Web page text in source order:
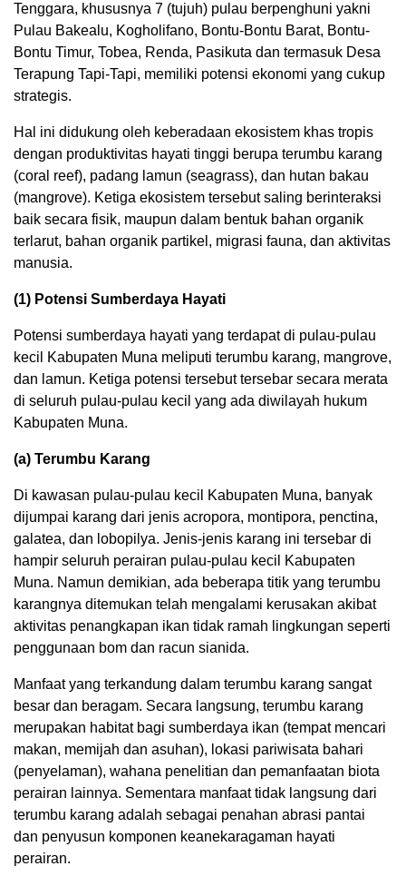
Tenggara, khususnya 7 (tujuh) pulau berpenghuni yakni
Pulau Bakealu, Kogholifano, Bontu-Bontu Barat, Bontu-
Bontu Timur, Tobea, Renda, Pasikuta dan termasuk Desa
Terapung Tapi-Tapi, memiliki potensi ekonomi yang cukup
strategis.
Hal ini didukung oleh keberadaan ekosistem khas tropis
dengan produktivitas hayati tinggi berupa terumbu karang
(coral reef), padang lamun (seagrass), dan hutan bakau
(mangrove). Ketiga ekosistem tersebut saling berinteraksi
baik secara fisik, maupun dalam bentuk bahan organik
terlarut, bahan organik partikel, migrasi fauna, dan aktivitas
manusia.
(1) Potensi Sumberdaya Hayati
Potensi sumberdaya hayati yang terdapat di pulau-pulau
kecil Kabupaten Muna meliputi terumbu karang, mangrove,
dan lamun. Ketiga potensi tersebut tersebar secara merata
di seluruh pulau-pulau kecil yang ada diwilayah hukum
Kabupaten Muna.
(a) Terumbu Karang
Di kawasan pulau-pulau kecil Kabupaten Muna, banyak
dijumpai karang dari jenis acropora, montipora, penctina,
galatea, dan lobopilya. Jenis-jenis karang ini tersebar di
hampir seluruh perairan pulau-pulau kecil Kabupaten
Muna. Namun demikian, ada beberapa titik yang terumbu
karangnya ditemukan telah mengalami kerusakan akibat
aktivitas penangkapan ikan tidak ramah lingkungan seperti
penggunaan bom dan racun sianida.
Manfaat yang terkandung dalam terumbu karang sangat
besar dan beragam. Secara langsung, terumbu karang
merupakan habitat bagi sumberdaya ikan (tempat mencari
makan, memijah dan asuhan), lokasi pariwisata bahari
(penyelaman), wahana penelitian dan pemanfaatan biota
perairan lainnya. Sementara manfaat tidak langsung dari
terumbu karang adalah sebagai penahan abrasi pantai
dan penyusun komponen keanekaragaman hayati
perairan.